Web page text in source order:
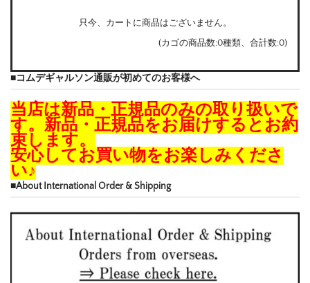
只今、カートに商品はございません。
(カゴの商品数:0種類、合計数:0)
■コムデギャルソン通販が初めてのお客様へ
当店は新品・正規品のみの取り扱いで
す。新品・正規品をお届けするとお約
束します。
安心してお買い物をお楽しみくださ
い♪
■About International Order & Shipping